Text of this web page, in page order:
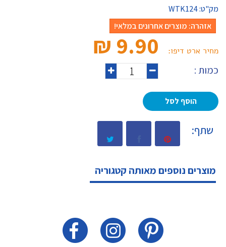
מק"ט:WTK124
אזהרה: מוצרים אחרונים במלאי!
מחיר ארט דיפו: 9.90 ₪‎
כמות :
הוסף לסל
שתף:
מוצרים נוספים מאותה קטגוריה